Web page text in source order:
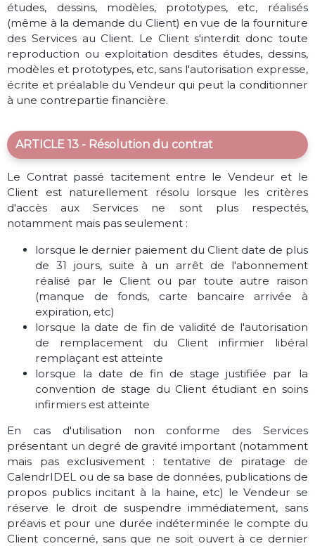
études, dessins, modèles, prototypes, etc, réalisés
(même à la demande du Client) en vue de la fourniture
des Services au Client. Le Client s'interdit donc toute
reproduction ou exploitation desdites études, dessins,
modèles et prototypes, etc, sans l'autorisation expresse,
écrite et préalable du Vendeur qui peut la conditionner
à une contrepartie financière.
ARTICLE 13 - Résolution du contrat
Le Contrat passé tacitement entre le Vendeur et le
Client est naturellement résolu lorsque les critères
d'accès aux Services ne sont plus respectés,
notamment mais pas seulement :
lorsque le dernier paiement du Client date de plus
de 31 jours, suite à un arrêt de l'abonnement
réalisé par le Client ou par toute autre raison
(manque de fonds, carte bancaire arrivée à
expiration, etc)
lorsque la date de fin de validité de l'autorisation
de remplacement du Client infirmier libéral
remplaçant est atteinte
lorsque la date de fin de stage justifiée par la
convention de stage du Client étudiant en soins
infirmiers est atteinte
En cas d'utilisation non conforme des Services
présentant un degré de gravité important (notamment
mais pas exclusivement : tentative de piratage de
CalendrIDEL ou de sa base de données, publications de
propos publics incitant à la haine, etc) le Vendeur se
réserve le droit de suspendre immédiatement, sans
préavis et pour une durée indéterminée le compte du
Client concerné, sans que ne soit ouvert à ce dernier